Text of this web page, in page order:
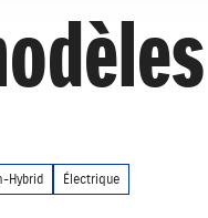
Hybrid Électrique